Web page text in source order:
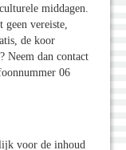
middagen.
geen vereiste,
de koor
Neem dan contact
06
voor de inhoud